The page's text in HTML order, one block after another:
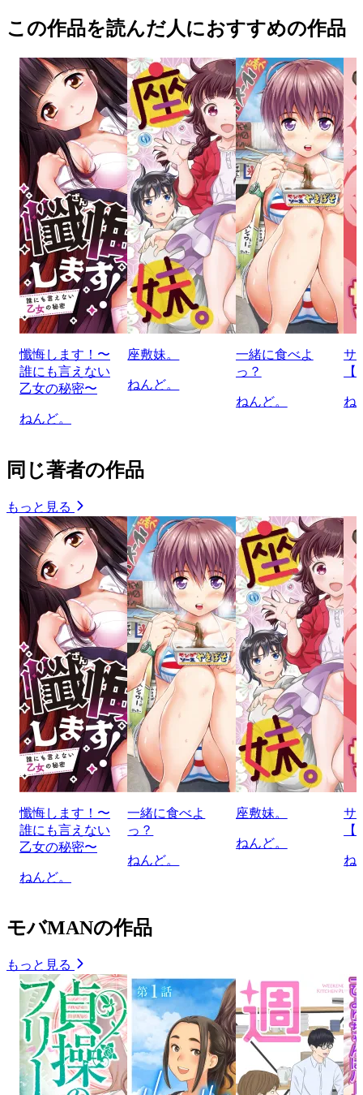
この作品を読んだ人におすすめの作品
懺悔します！〜
誰にも言えない
乙女の秘密〜
ねんど。
座敷妹。
ねんど。
一緒に食べよ
っ？
ねんど。
サ
ね
同じ著者の作品
もっと見る
懺悔します！〜
誰にも言えない
乙女の秘密〜
ねんど。
一緒に食べよ
っ？
ねんど。
座敷妹。
ねんど。
サ
ね
モバMANの作品
もっと見る